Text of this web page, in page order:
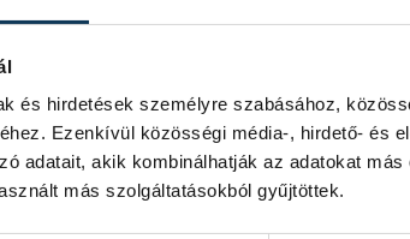
és hirdetések személyre szabásához,
Ezenkívül közösségi média-, hirdető- és
adatait, akik kombinálhatják az adatokat
más szolgáltatásokból gyűjtöttek.